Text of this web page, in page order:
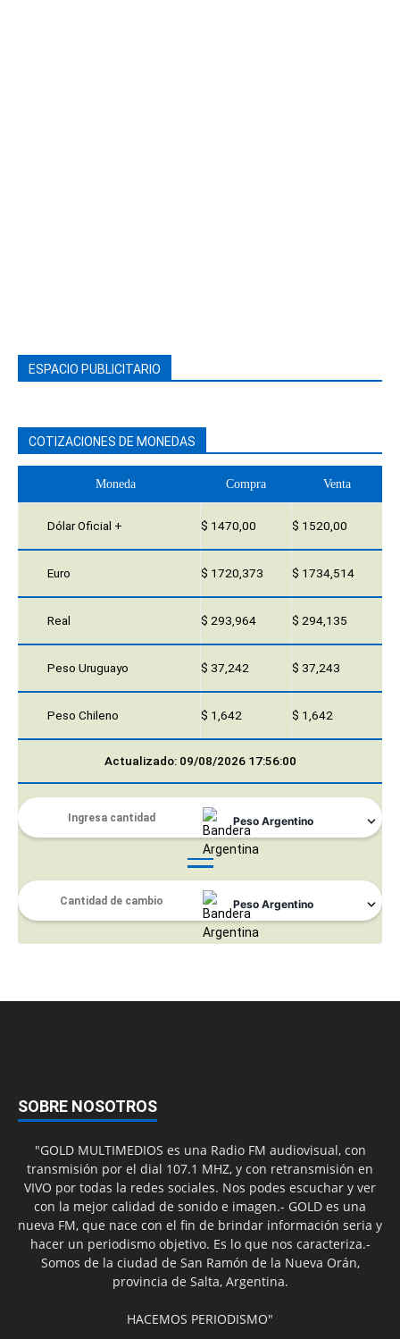
ESPACIO PUBLICITARIO
COTIZACIONES DE MONEDAS
Moneda Compra Venta
Dólar Oficial + $ 1470,00 $ 1520,00
Euro $ 1720,373 $ 1734,514
Real $ 293,964 $ 294,135
Peso Uruguayo $ 37,242 $ 37,243
Peso Chileno $ 1,642 $ 1,642
Actualizado: 09/08/2026 17:56:00
SOBRE NOSOTROS
"GOLD MULTIMEDIOS es una Radio FM audiovisual, con
transmisión por el dial 107.1 MHZ, y con retransmisión en
VIVO por todas la redes sociales. Nos podes escuchar y ver
con la mejor calidad de sonido e imagen.- GOLD es una
nueva FM, que nace con el fin de brindar información seria y
hacer un periodismo objetivo. Es lo que nos caracteriza.-
Somos de la ciudad de San Ramón de la Nueva Orán,
provincia de Salta, Argentina.
HACEMOS PERIODISMO"